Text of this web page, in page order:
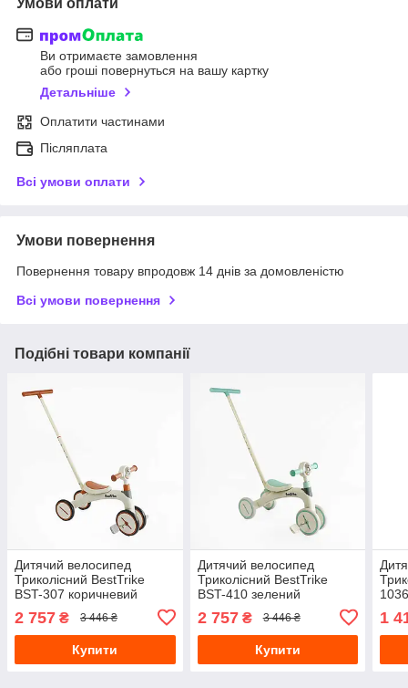
Ви отримаєте замовлення
або гроші повернуться на вашу картку
Детальніше
Оплатити частинами
Післяплата
Всі умови оплати
Умови повернення
Повернення товару впродовж 14 днів за домовленістю
Всі умови повернення
Подібні товари компанії
Дитячий велосипед
Триколісний BestTrike
BST-307 коричневий
2 757 ₴ 3 446 ₴
Купити
Дитячий велосипед
Триколісний BestTrike
BST-410 зелений
2 757₴ 3 446 ₴
Купити
1